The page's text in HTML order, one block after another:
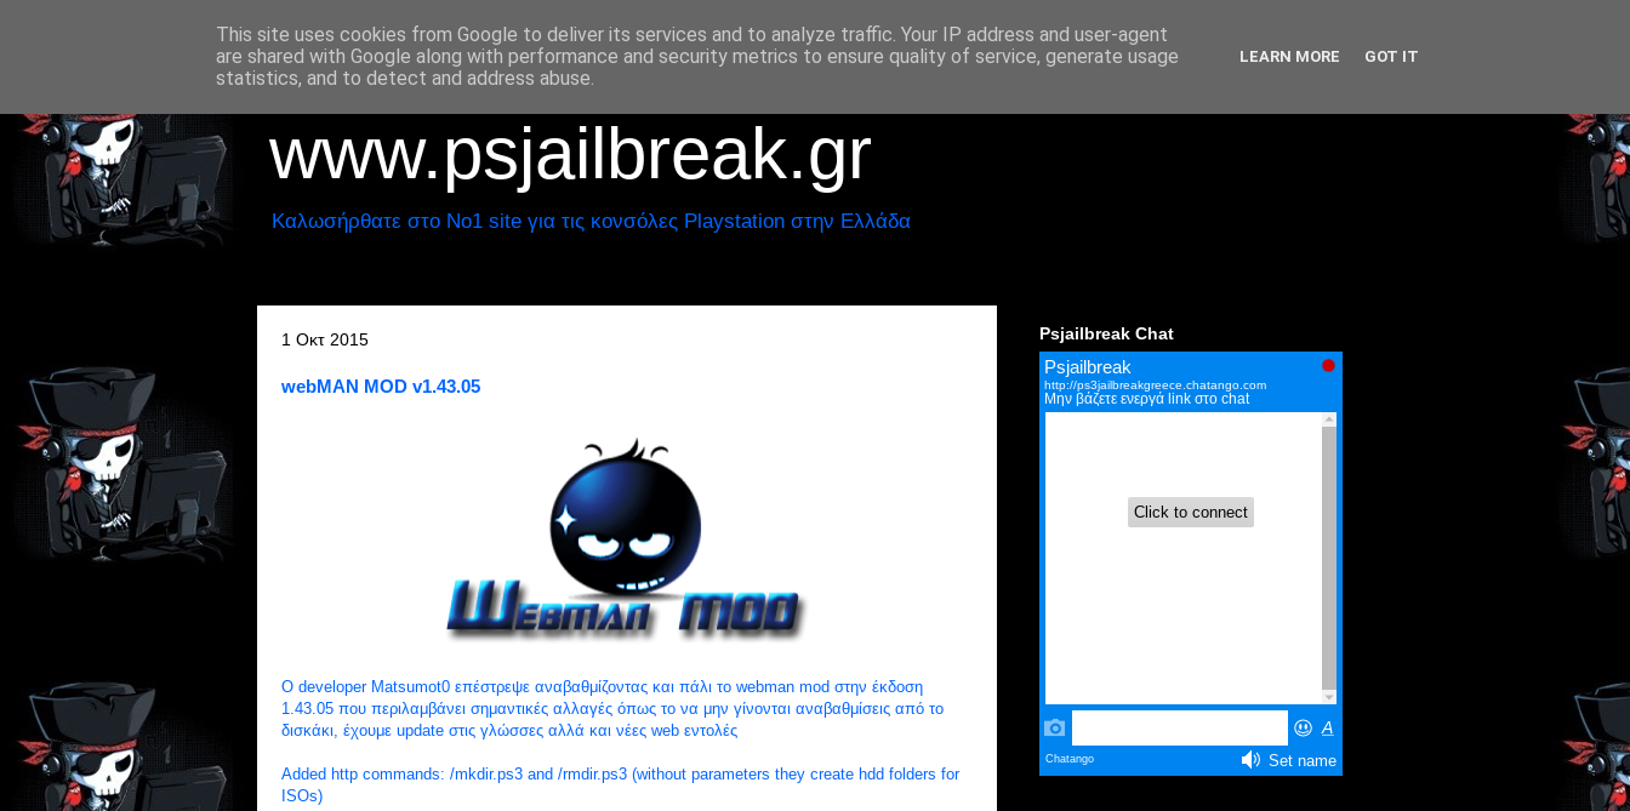
www.psjailbreak.gr
Καλωσήρθατε στο No1 site για τις κονσόλες Playstation στην Ελλάδα
1 Οκτ 2015
webMAN MOD v1.43.05
O developer Matsumot0 επέστρεψε αναβαθμίζοντας και πάλι το webman mod στην έκδοση
1.43.05 που περιλαμβάνει σημαντικές αλλαγές όπως το να μην γίνονται αναβαθμίσεις από το
δισκάκι, έχουμε update στις γλώσσες αλλά και νέες web εντολές
Added http commands: /mkdir.ps3 and /rmdir.ps3 (without parameters they create hdd folders for
ISOs)
Psjailbreak Chat
This site uses cookies from Google to deliver its services and to analyze traffic. Your IP address and user-agent
are shared with Google along with performance and security metrics to ensure quality of service, generate usage
statistics, and to detect and address abuse.
LEARN MORE GOT IT